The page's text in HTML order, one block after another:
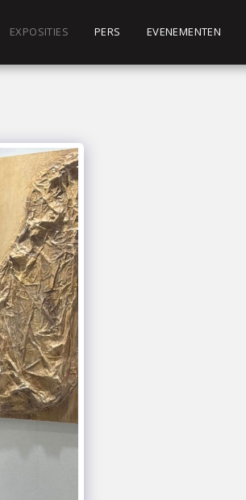
EXPOSITIES PERS EVENEMENTEN